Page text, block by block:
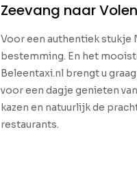
Zeevang naar
Voor een authentiek stukje
bestemming. En het
Beleentaxi.nl brengt u
voor een dagje genieten
kazen en natuurlijk de
restaurants.